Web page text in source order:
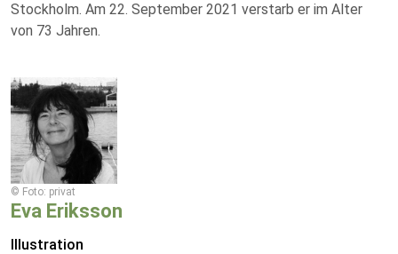
Stockholm. Am 22. September 2021 verstarb er im Alter
von 73 Jahren.
© Foto: privat
Eva Eriksson
Illustration